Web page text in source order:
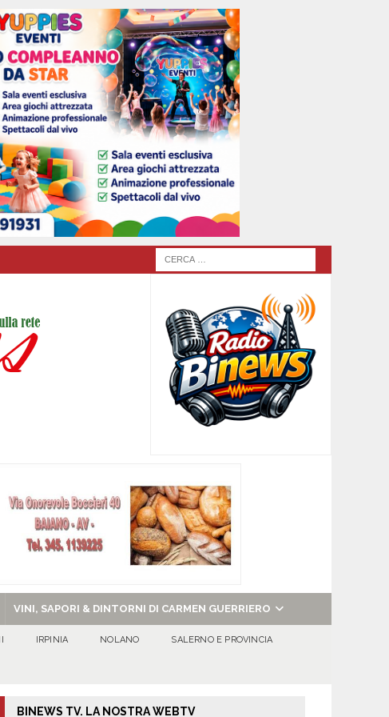
VINI, SAPORI & DINTORNI DI CARMEN GUERRIERO
IRPINIA NOLANO SALERNO E PROVINCIA
BINEWS TV. LA NOSTRA WEBTV